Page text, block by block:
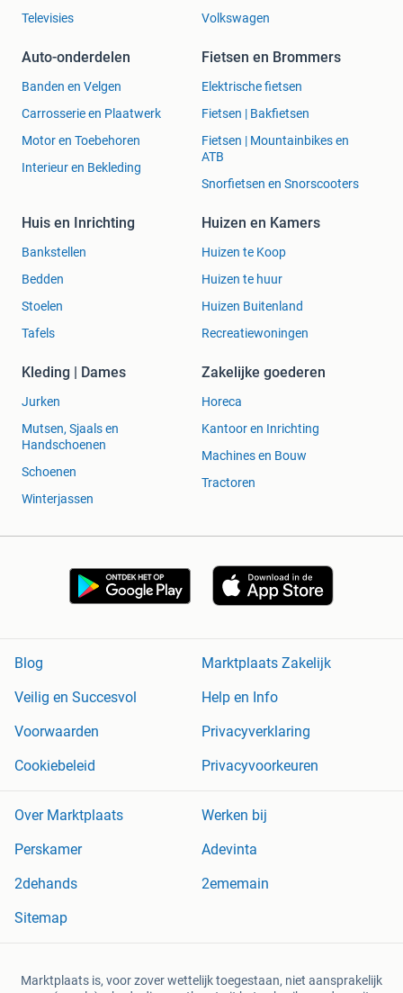
Televisies
Volkswagen
Auto-onderdelen
Banden en Velgen
Carrosserie en Plaatwerk
Motor en Toebehoren
Interieur en Bekleding
Fietsen en Brommers
Elektrische fietsen
Fietsen | Bakfietsen
Fietsen | Mountainbikes en
ATB
Snorfietsen en Snorscooters
Huis en Inrichting
Bankstellen
Bedden
Stoelen
Tafels
Huizen en Kamers
Huizen te Koop
Huizen te huur
Huizen Buitenland
Recreatiewoningen
Kleding | Dames
Jurken
Mutsen, Sjaals en
Handschoenen
Schoenen
Winterjassen
Zakelijke goederen
Horeca
Kantoor en Inrichting
Machines en Bouw
Tractoren
Blog
Marktplaats Zakelijk
Veilig en Succesvol
Help en Info
Voorwaarden
Privacyverklaring
Cookiebeleid
Privacyvoorkeuren
Over Marktplaats
Werken bij
Perskamer
Adevinta
2dehands
2ememain
Sitemap
Marktplaats is, voor zover wettelijk toegestaan, niet aansprakelijk